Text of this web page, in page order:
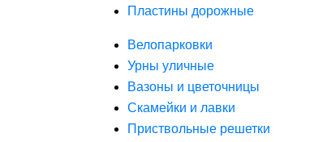
Пластины дорожные
Велопарковки
Урны уличные
Вазоны и цветочницы
Скамейки и лавки
Приствольные решетки